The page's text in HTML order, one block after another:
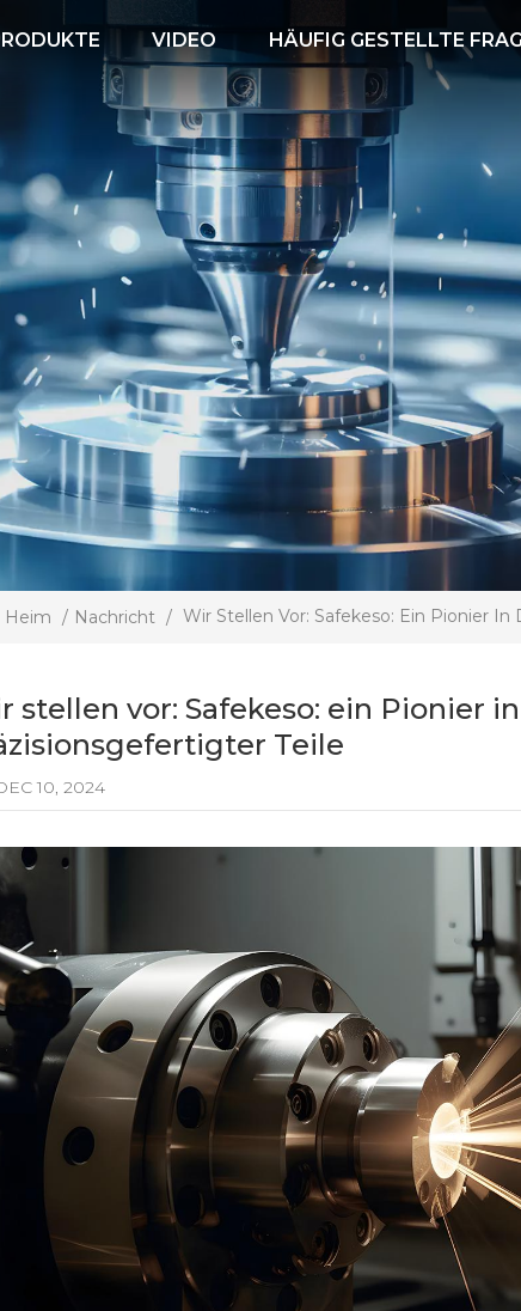
VIDEO HÄUFIG GESTELLTE
Heim / Nachricht / Wir Stellen Vor: Safekeso: Ein Pionier
stellen vor: Safekeso: ein Pionier
Teile
10, 2024